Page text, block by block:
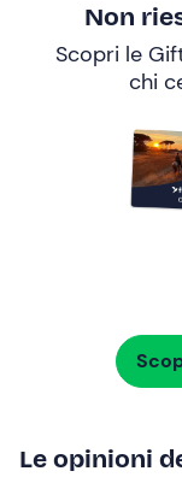
Non
Scopri le
chi
Le opinioni